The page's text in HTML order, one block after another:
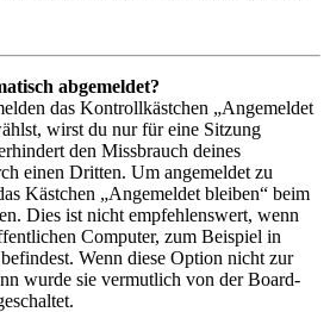
abgemeldet?
das Kontrollkästchen „Angemeldet
wirst du nur für eine Sitzung
den Missbrauch deines
einen Dritten. Um angemeldet zu
Kästchen „Angemeldet bleiben“ beim
Dies ist nicht empfehlenswert, wenn
Computer, zum Beispiel in
Wenn diese Option nicht zur
wurde sie vermutlich von der Board-